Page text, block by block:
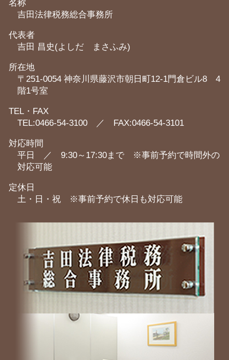
名称
吉田法律税務総合事務所
代表者
吉田 昌史(よしだ まさふみ)
所在地
〒251-0054 神奈川県藤沢市朝日町12-1門倉ビル8 4
階1号室
TEL・FAX
TEL:0466-54-3100 ／ FAX:0466-54-3101
対応時間
平日 ／ 9:30～17:30まで ※事前予約で時間外の
対応可能
定休日
土・日・祝 ※事前予約で休日も対応可能